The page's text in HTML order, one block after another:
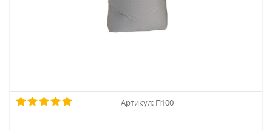
Артикул: П100